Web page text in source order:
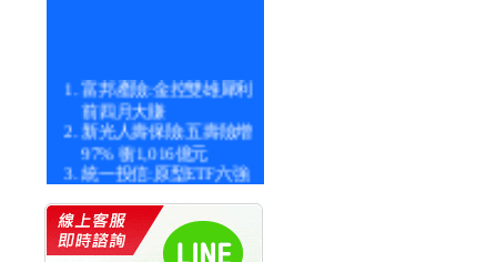
富邦產險:金控雙雄犀利
前四月大賺
新光人壽保險:五壽險增
97% 衝1,016億元
統一投信:原型ETF六強
漲逾九成
統一投信:主動式ETF溢
價 被盯上
新光人壽保險:新壽Q1外